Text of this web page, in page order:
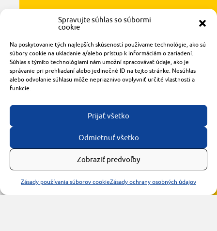
Spravujte súhlas so súbormi
cookie
Na poskytovanie tých najlepších skúseností používame technológie, ako sú
súbory cookie na ukladanie a/alebo prístup k informáciám o zariadení.
Súhlas s týmito technológiami nám umožní spracovávať údaje, ako je
správanie pri prehliadaní alebo jedinečné ID na tejto stránke. Nesúhlas
alebo odvolanie súhlasu môže nepriaznivo ovplyvniť určité vlastnosti a
funkcie.
Prijať všetko
Odmietnuť všetko
Zobraziť predvoľby
Zásady používania súborov cookieZásady ochrany osobných údajov
Radlinského 1611/14
921 01 Piešťany
obchod@rzparkety.sk
+421 905 119 087